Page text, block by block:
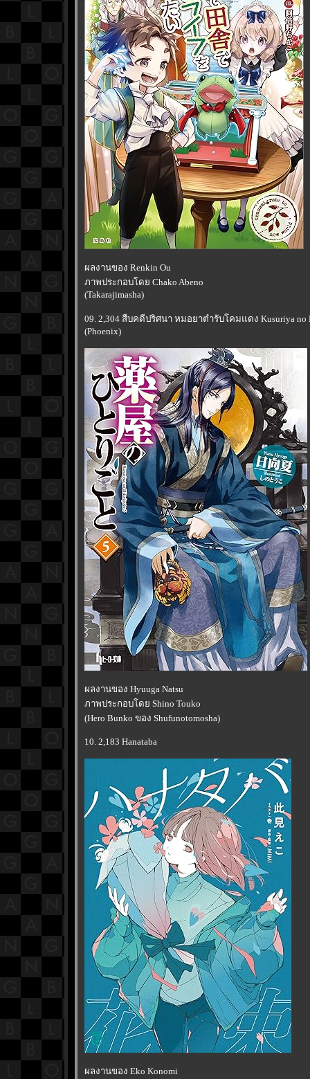
ผลงานของ Renkin Ou
ภาพประกอบโดย Chako Abeno
(Takarajimasha)
09. 2,304 สืบคดีปริศนา หมอยาตำรับโคมแดง Kusuriya no
(Phoenix)
ผลงานของ Hyuuga Natsu
ภาพประกอบโดย Shino Touko
(Hero Bunko ของ Shufunotomosha)
10. 2,183 Hanataba
ผลงานของ Eko Konomi